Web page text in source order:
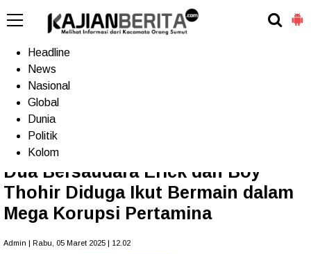
Home
Headline
News
Nasional
Global
Dunia
Politik
Kolom
Terkini
Dua Bersaudara Erick dan Boy
Thohir Diduga Ikut Bermain dalam
Mega Korupsi Pertamina
Admin | Rabu, 05 Maret 2025 | 12.02